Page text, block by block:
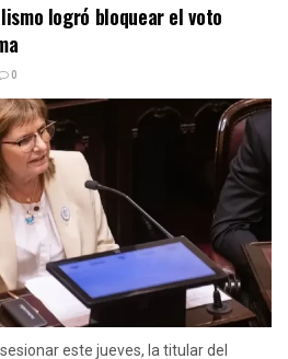
logró bloquear el voto
0
este jueves, la titular del